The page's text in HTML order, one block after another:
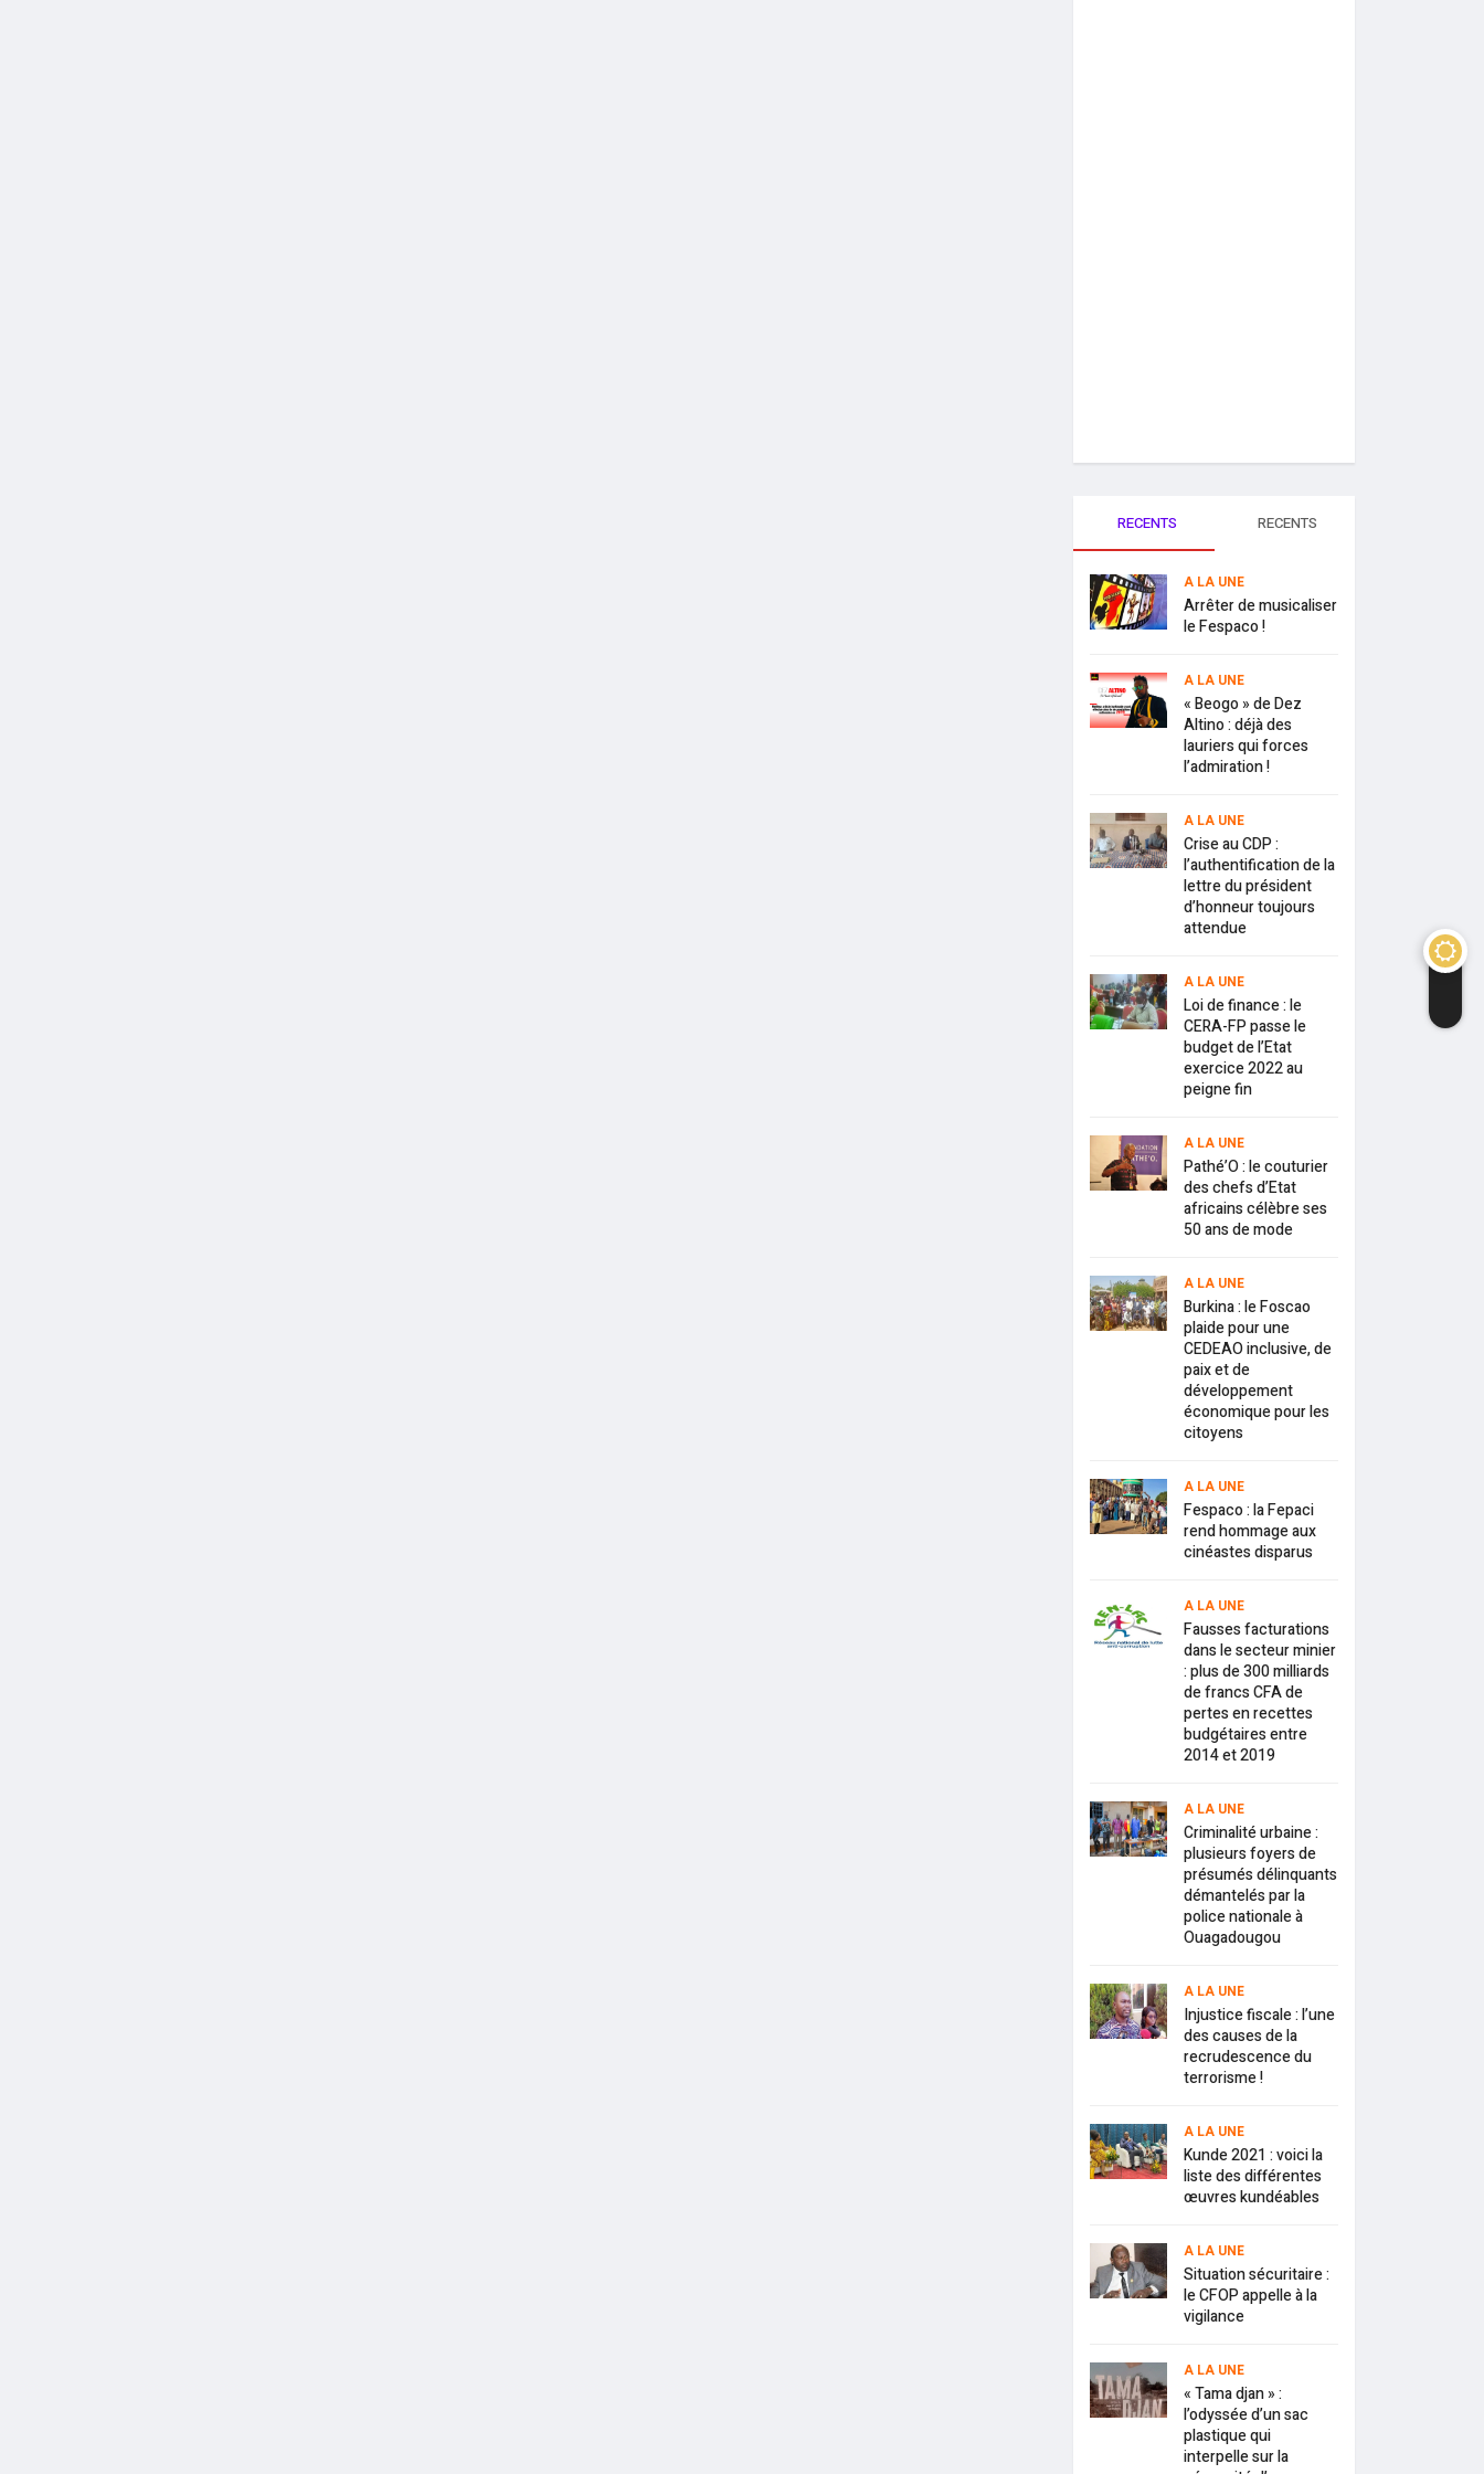
RECENTS RECENTS
A LA UNE
Arrêter de musicaliser
le Fespaco !
A LA UNE
« Beogo » de Dez
Altino : déjà des
lauriers qui forces
l’admiration !
A LA UNE
Crise au CDP :
l’authentification de la
lettre du président
d’honneur toujours
attendue
A LA UNE
Loi de finance : le
CERA-FP passe le
budget de l’Etat
exercice 2022 au
peigne fin
A LA UNE
Pathé’O : le couturier
des chefs d’Etat
africains célèbre ses
50 ans de mode
A LA UNE
Burkina : le Foscao
plaide pour une
CEDEAO inclusive, de
paix et de
développement
économique pour les
citoyens
A LA UNE
Fespaco : la Fepaci
rend hommage aux
cinéastes disparus
A LA UNE
Fausses facturations
dans le secteur minier
: plus de 300 milliards
de francs CFA de
pertes en recettes
budgétaires entre
2014 et 2019
A LA UNE
Criminalité urbaine :
plusieurs foyers de
présumés délinquants
démantelés par la
police nationale à
Ouagadougou
A LA UNE
Injustice fiscale : l’une
des causes de la
recrudescence du
terrorisme !
A LA UNE
Kunde 2021 : voici la
liste des différentes
œuvres kundéables
A LA UNE
Situation sécuritaire :
le CFOP appelle à la
vigilance
A LA UNE
« Tama djan » :
l’odyssée d’un sac
plastique qui
interpelle sur la